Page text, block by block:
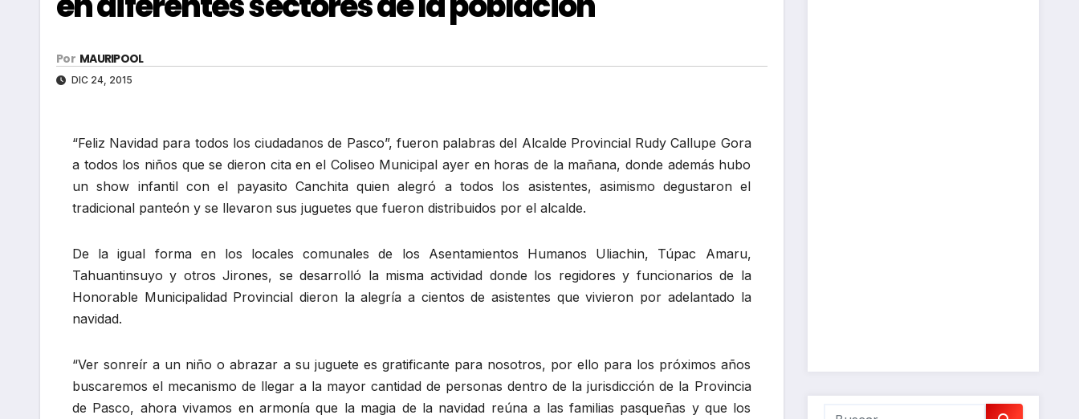
Por MAURIPOOL
DIC 24, 2015
“Feliz Navidad para todos los ciudadanos de Pasco”, fueron palabras del Alcalde Provincial Rudy Callupe Gora
a todos los niños que se dieron cita en el Coliseo Municipal ayer en horas de la mañana, donde además hubo
un show infantil con el payasito Canchita quien alegró a todos los asistentes, asimismo degustaron el
tradicional panteón y se llevaron sus juguetes que fueron distribuidos por el alcalde.
De la igual forma en los locales comunales de los Asentamientos Humanos Uliachin, Túpac Amaru,
Tahuantinsuyo y otros Jirones, se desarrolló la misma actividad donde los regidores y funcionarios de la
Honorable Municipalidad Provincial dieron la alegría a cientos de asistentes que vivieron por adelantado la
navidad.
“Ver sonreír a un niño o abrazar a su juguete es gratificante para nosotros, por ello para los próximos años
buscaremos el mecanismo de llegar a la mayor cantidad de personas dentro de la jurisdicción de la Provincia
de Pasco, ahora vivamos en armonía que la magia de la navidad reúna a las familias pasqueñas y que los